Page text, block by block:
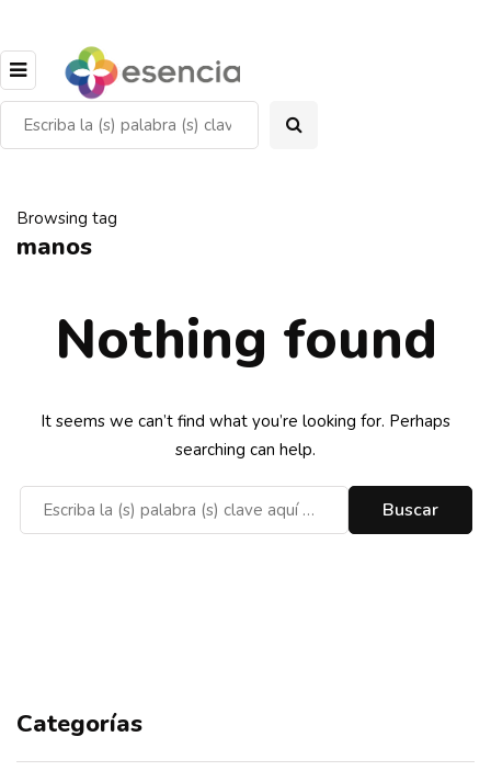
Browsing tag
manos
Nothing found
It seems we can’t find what you’re looking for. Perhaps
searching can help.
Categorías